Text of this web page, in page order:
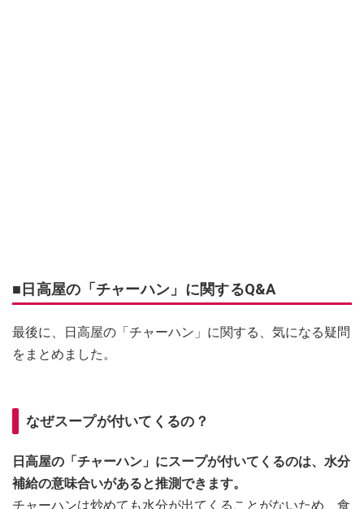
■日高屋の「チャーハン」に関するQ&A
最後に、日高屋の「チャーハン」に関する、気になる疑問
をまとめました。
なぜスープが付いてくるの？
日高屋の「チャーハン」にスープが付いてくるのは、水分
補給の意味合いがあると推測できます。
チャーハンは炒めても水分が出てくることがないため、食